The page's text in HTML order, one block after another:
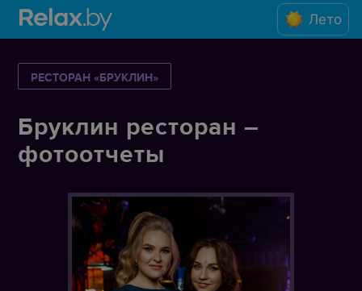
Лето
РЕСТОРАН «БРУКЛИН»
Бруклин ресторан –
фотоотчеты